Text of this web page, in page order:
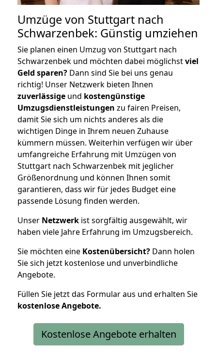
Umzüge von Stuttgart nach
Schwarzenbek: Günstig umziehen
Sie planen einen Umzug von Stuttgart nach
Schwarzenbek und möchten dabei möglichstviel
Geld sparen? Dann sind Sie bei uns genau
richtig! Unser Netzwerk bieten Ihnen
zuverlässige und kostengünstige
Umzugsdienstleistungen zu fairen Preisen,
damit Sie sich um nichts anderes als die
wichtigen Dinge in Ihrem neuen Zuhause
kümmern müssen. Weiterhin verfügen wir über
umfangreiche Erfahrung mit Umzügen von
Stuttgart nach Schwarzenbek mit jeglicher
Größenordnung und können Ihnen somit
garantieren, dass wir für jedes Budget eine
passende Lösung finden werden.
Unser Netzwerk ist sorgfältig ausgewählt, wir
haben viele Jahre Erfahrung im Umzugsbereich.
Sie möchten eine Kostenübersicht? Dann holen
Sie sich jetzt kostenlose und unverbindliche
Angebote.
Füllen Sie jetzt das Formular aus und erhalten Sie
kostenloseAngebote.
Kostenlose Angebote erhalten